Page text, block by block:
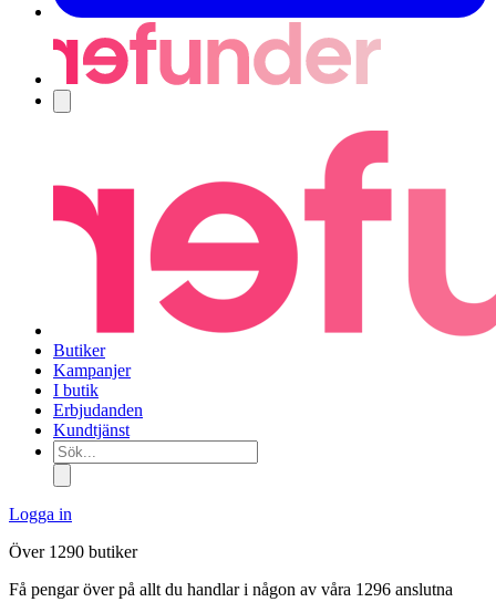
Butiker
Kampanjer
I butik
Erbjudanden
Kundtjänst
Sök...
Logga in
Över 1290 butiker
Få pengar över på allt du handlar i någon av våra 1296 anslutna